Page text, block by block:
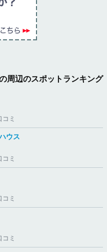
周辺のスポットランキング
ミ
ウス
ミ
ミ
ミ